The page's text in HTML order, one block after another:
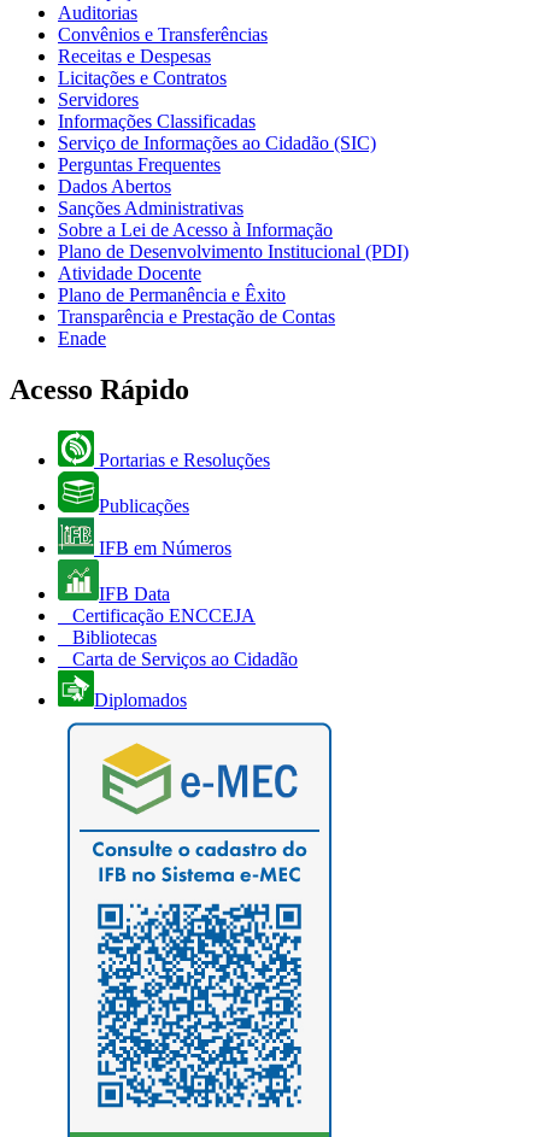
Auditorias
Convênios e Transferências
Receitas e Despesas
Licitações e Contratos
Servidores
Informações Classificadas
Serviço de Informações ao Cidadão (SIC)
Perguntas Frequentes
Dados Abertos
Sanções Administrativas
Sobre a Lei de Acesso à Informação
Plano de Desenvolvimento Institucional (PDI)
Atividade Docente
Plano de Permanência e Êxito
Transparência e Prestação de Contas
Enade
Acesso Rápido
Portarias e Resoluções
Publicações
IFB em Números
IFB Data
Certificação ENCCEJA
Bibliotecas
Carta de Serviços ao Cidadão
Diplomados